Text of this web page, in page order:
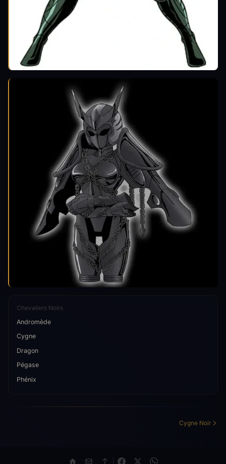
Chevaliers Noirs
Andromède
Cygne
Dragon
Pégase
Phénix
Cygne Noir